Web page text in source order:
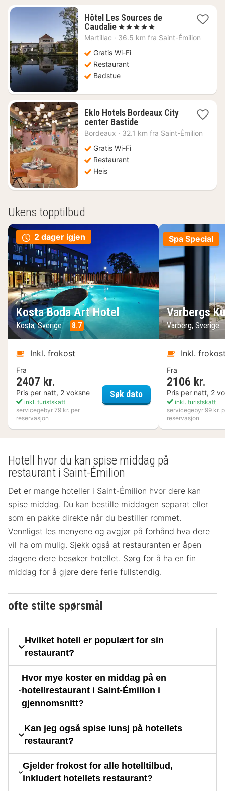
Hôtel Les Sources de
Caudalie1
natt
4485
kr.
, 5 Stjerner
Martillac · 36.5 km fra Saint-Émilion
Gratis Wi-Fi
Restaurant
Badstue
Eklo Hotels Bordeaux City
center Bastide1
natt
Bordeaux · 32.1 km fra Saint-Émilion
Gratis Wi-Fi
Restaurant
Heis
Ukens topptilbud
2 dager igjen
Kosta Boda Art Hotel
Kosta, Sverige 8.7
Inkl. frokost
Fra
2407 kr.
Pris per natt, 2 voksne
inkl. turistskatt
servicegebyr 79 kr. per
reservasjon
Søk datoKosta Boda Art Hotel
Spa Special
Varbergs
Varberg, Sverige
Inkl.
Fra
2106 kr.
Pris per natt, 2
inkl. turistskatt
servicegebyr 99 kr.
reservasjon
Hotell hvor du kan spise middag på
restaurant i Saint-Émilion
Det er mange hoteller i Saint-Émilion hvor dere kan
spise middag. Du kan bestille middagen separat eller
som en pakke direkte når du bestiller rommet.
Vennligst les menyene og avgjør på forhånd hva dere
vil ha om mulig. Sjekk også at restauranten er åpen
dagene dere besøker hotellet. Sørg for å ha en fin
middag for å gjøre dere ferie fullstendig.
ofte stilte spørsmål
Hvilket hotell er populært for sin
restaurant?
Hvor mye koster en middag på en
hotellrestaurant i Saint-Émilion i
gjennomsnitt?
Kan jeg også spise lunsj på hotellets
restaurant?
Gjelder frokost for alle hotelltilbud,
inkludert hotellets restaurant?